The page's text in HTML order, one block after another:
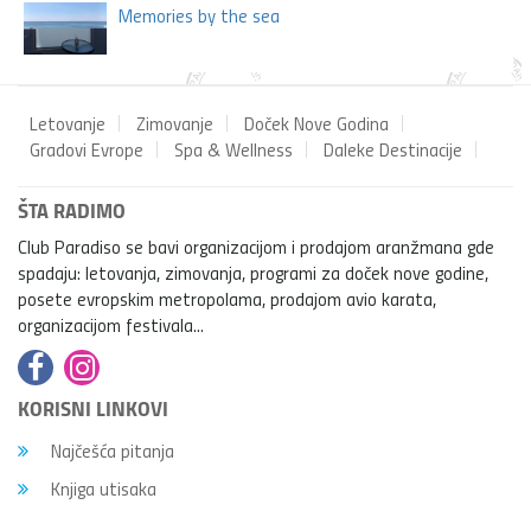
Memories by the sea
Letovanje Zimovanje
Doček Nove Godina
Gradovi Evrope
Spa & Wellness Daleke Destinacije
ŠTA RADIMO
Club Paradiso se bavi organizacijom i prodajom aranžmana gde
spadaju: letovanja, zimovanja, programi za doček nove godine,
posete evropskim metropolama, prodajom avio karata,
organizacijom festivala...
KORISNI LINKOVI
Najčešća pitanja
Knjiga utisaka